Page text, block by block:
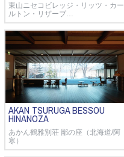
東山ニセコビレッジ・リッツ・カー
ルトン・リザーブ…
AKAN TSURUGA BESSOU
HINANOZA
あかん鶴雅別荘 鄙の座（北海道/阿
寒）